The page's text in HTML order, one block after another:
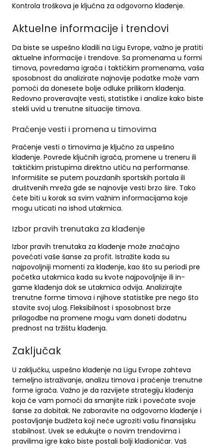
Kontrola troškova je ključna za odgovorno klađenje.
Aktuelne informacije i trendovi
Da biste se uspešno kladili na Ligu Evrope, važno je pratiti
aktuelne informacije i trendove. Sa promenama u formi
timova, povredama igrača i taktičkim promenama, vaša
sposobnost da analizirate najnovije podatke može vam
pomoći da donesete bolje odluke prilikom klađenja.
Redovno proveravajte vesti, statistike i analize kako biste
stekli uvid u trenutne situacije timova.
Praćenje vesti i promena u timovima
Praćenje vesti o timovima je ključno za uspešno
klađenje. Povrede ključnih igrača, promene u treneru ili
taktičkim pristupima direktno utiču na performanse.
Informišite se putem pouzdanih sportskih portala ili
društvenih mreža gde se najnovije vesti brzo šire. Tako
ćete biti u korak sa svim važnim informacijama koje
mogu uticati na ishod utakmica.
Izbor pravih trenutaka za klađenje
Izbor pravih trenutaka za klađenje može značajno
povećati vaše šanse za profit. Istražite kada su
najpovoljniji momenti za klađenje, kao što su periodi pre
početka utakmica kada su kvote najpovoljnije ili in-
game klađenja dok se utakmica odvija. Analizirajte
trenutne forme timova i njihove statistike pre nego što
stavite svoj ulog. Fleksibilnost i sposobnost brze
prilagodbe na promene mogu vam doneti dodatnu
prednost na tržištu klađenja.
Zaključak
U zaključku, uspešno klađenje na Ligu Evrope zahteva
temeljno istraživanje, analizu timova i praćenje trenutne
forme igrača. Važno je da razvijete strategiju klađenja
koja će vam pomoći da smanjite rizik i povećate svoje
šanse za dobitak. Ne zaboravite na odgovorno klađenje i
postavljanje budžeta koji neće ugroziti vašu finansijsku
stabilnost. Uvek se edukujte o novim trendovima i
pravilima igre kako biste postali bolji kladioničar. Vaš